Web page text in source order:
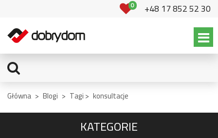
0 +48 17 852 52 30
Główna > Blogi > Tagi > konsultacje
KATEGORIE